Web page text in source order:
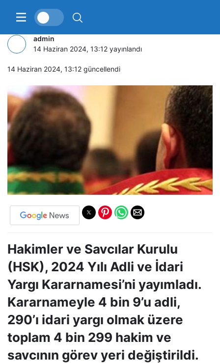
HSK kararnamesi yayımlandı
admin
14 Haziran 2024, 13:12 yayınlandı
14 Haziran 2024, 13:12 güncellendi
Hakimler ve Savcılar Kurulu
(HSK), 2024 Yılı Adli ve İdari
Yargı Kararnamesi’ni yayımladı.
Kararnameyle 4 bin 9’u adli,
290’ı idari yargı olmak üzere
toplam 4 bin 299 hakim ve
savcının görev yeri değiştirildi.